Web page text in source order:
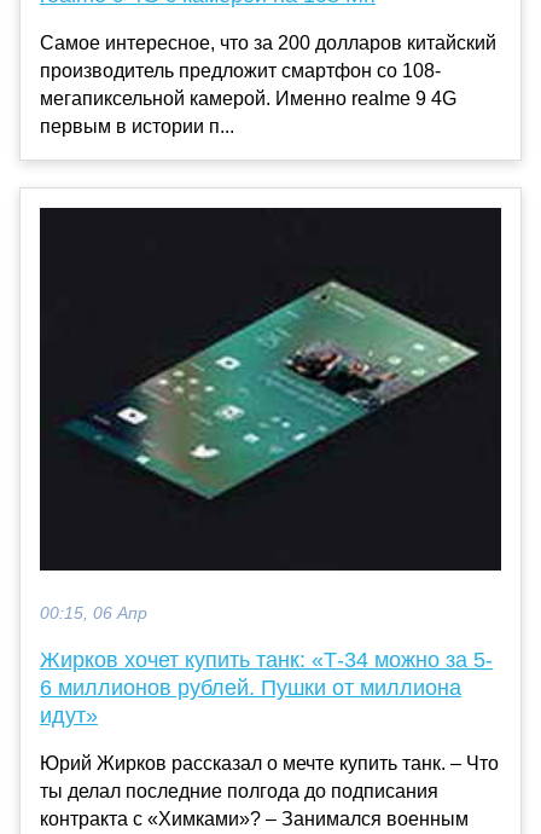
Самое интересное, что за 200 долларов китайский
производитель предложит смартфон со 108-
мегапиксельной камерой. Именно realme 9 4G
первым в истории п...
00:15, 06 Апр
Жирков хочет купить танк: «Т-34 можно за 5-
6 миллионов рублей. Пушки от миллиона
идут»
Юрий Жирков рассказал о мечте купить танк. – Что
ты делал последние полгода до подписания
контракта с «Химками»? – Занимался военным